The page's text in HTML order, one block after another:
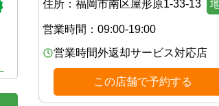
住所： 福岡市南区屋形原1-33-13
営業時間： 09:00-19:00
営業時間外返却サービス対応店
この店舗で予約する